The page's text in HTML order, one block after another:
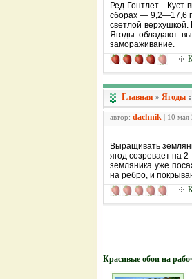
Ред Гонтлет - Куст
сборах — 9,2—17,6
светлой верхушкой.
Ягоды обладают
замораживание.
Главная » Ягоды
автор: dachnik | 10
Выращивать
ягод созревает на
земляника уже
на ребро, и
Красивые обои на